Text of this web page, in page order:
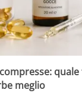
meglio